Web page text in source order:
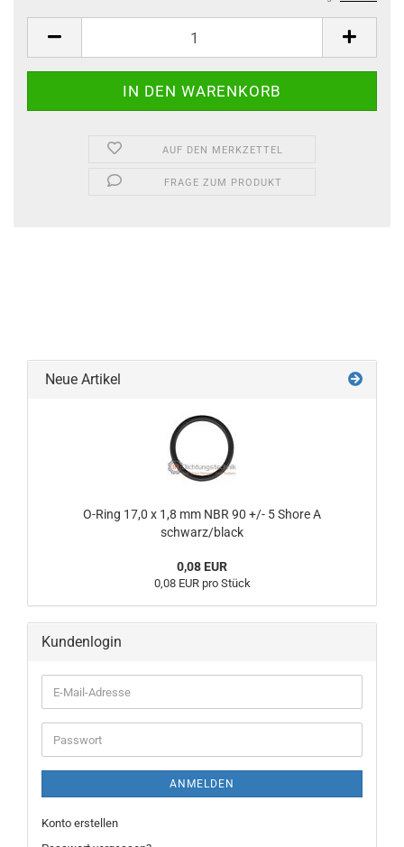
AUF DEN MERKZETTEL
FRAGE ZUM PRODUKT
Neue Artikel
O-Ring 17,0 x 1,8 mm NBR 90 +/- 5 Shore A
schwarz/black
0,08 EUR
0,08 EUR pro Stück
Kundenlogin
E-
Mail-
Adresse
Passwort
ANMELDEN
Konto erstellen